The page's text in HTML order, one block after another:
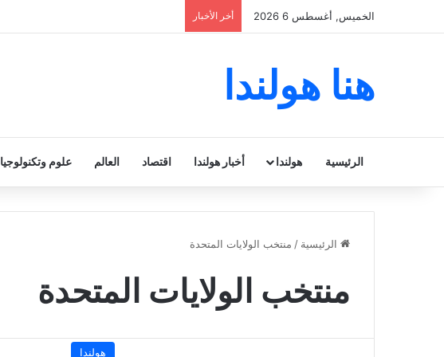
الخميس, أغسطس 6 2026 أخر الأخبار
هنا هولندا
الرئيسية هولندا أخبار هولندا اقتصاد العالم علوم وتكنولوجيا
الرئيسية / منتخب الولايات المتحدة
منتخب الولايات المتحدة
هولندا